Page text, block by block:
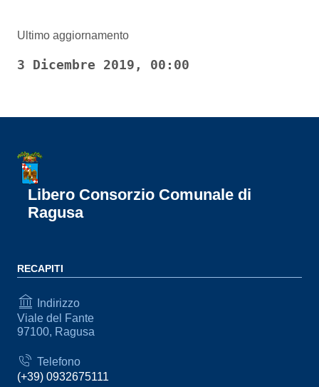
Ultimo aggiornamento
3 Dicembre 2019, 00:00
Libero Consorzio Comunale di
Ragusa
RECAPITI
Indirizzo
Viale del Fante
97100, Ragusa
Telefono
(+39) 0932675111